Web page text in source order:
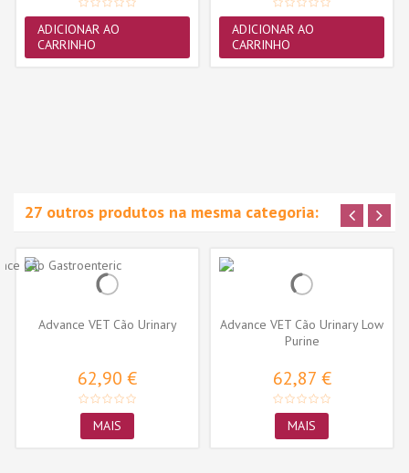
ADICIONAR AO
CARRINHO
ADICIONAR AO
CARRINHO
27 outros produtos na mesma categoria:
Advance VET Cão Urinary
62,90 €
MAIS
Advance VET Cão Urinary Low
Purine
62,87 €
MAIS